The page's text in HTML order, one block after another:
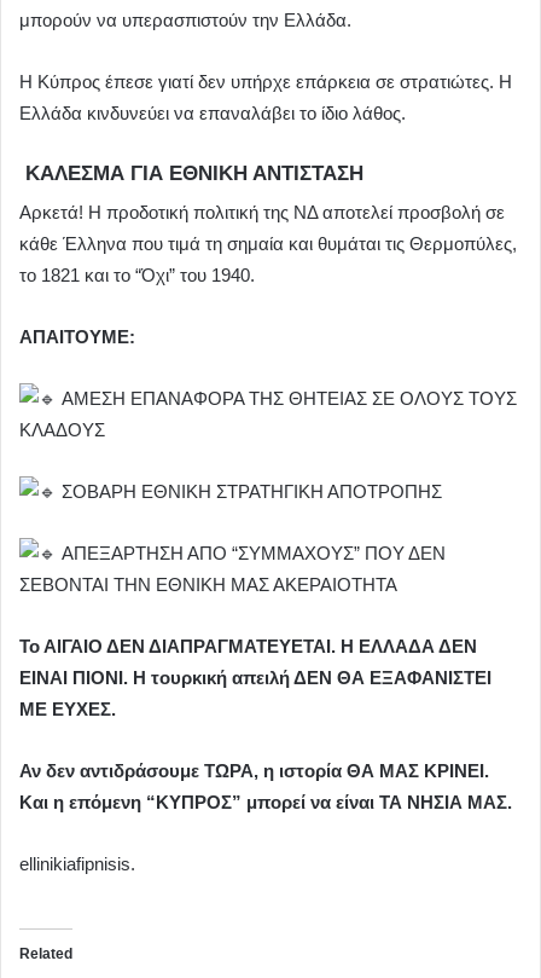
μπορούν να υπερασπιστούν την Ελλάδα.
Η Κύπρος έπεσε γιατί δεν υπήρχε επάρκεια σε στρατιώτες. Η
Ελλάδα κινδυνεύει να επαναλάβει το ίδιο λάθος.
ΚΑΛΕΣΜΑ ΓΙΑ ΕΘΝΙΚΗ ΑΝΤΙΣΤΑΣΗ
Αρκετά! Η προδοτική πολιτική της ΝΔ αποτελεί προσβολή σε
κάθε Έλληνα που τιμά τη σημαία και θυμάται τις Θερμοπύλες,
το 1821 και το “Όχι” του 1940.
ΑΠΑΙΤΟΥΜΕ:
ΑΜΕΣΗ ΕΠΑΝΑΦΟΡΑ ΤΗΣ ΘΗΤΕΙΑΣ ΣΕ ΟΛΟΥΣ ΤΟΥΣ
ΚΛΑΔΟΥΣ
ΣΟΒΑΡΗ ΕΘΝΙΚΗ ΣΤΡΑΤΗΓΙΚΗ ΑΠΟΤΡΟΠΗΣ
ΑΠΕΞΑΡΤΗΣΗ ΑΠΟ “ΣΥΜΜΑΧΟΥΣ” ΠΟΥ ΔΕΝ
ΣΕΒΟΝΤΑΙ ΤΗΝ ΕΘΝΙΚΗ ΜΑΣ ΑΚΕΡΑΙΟΤΗΤΑ
Το ΑΙΓΑΙΟ ΔΕΝ ΔΙΑΠΡΑΓΜΑΤΕΥΕΤΑΙ. Η ΕΛΛΑΔΑ ΔΕΝ
ΕΙΝΑΙ ΠΙΟΝΙ. Η τουρκική απειλή ΔΕΝ ΘΑ ΕΞΑΦΑΝΙΣΤΕΙ
ΜΕ ΕΥΧΕΣ.
Αν δεν αντιδράσουμε ΤΩΡΑ, η ιστορία ΘΑ ΜΑΣ ΚΡΙΝΕΙ.
Και η επόμενη “ΚΥΠΡΟΣ” μπορεί να είναι ΤΑ ΝΗΣΙΑ ΜΑΣ.
ellinikiafipnisis.
Related